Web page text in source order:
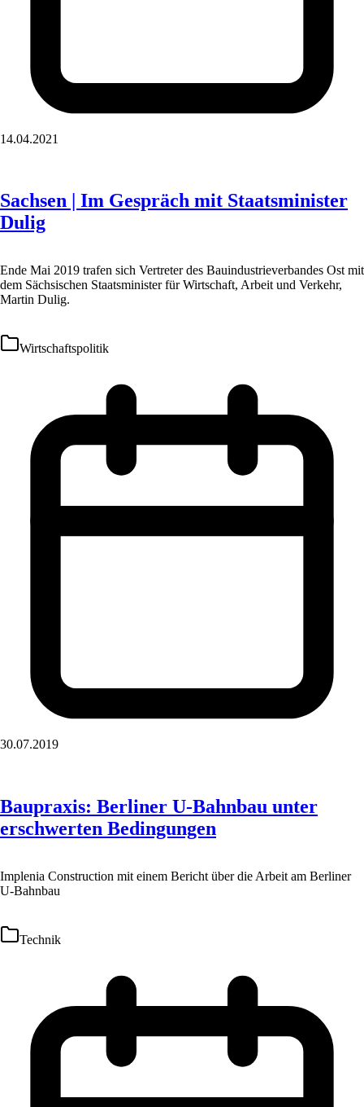
14.04.2021
Sachsen | Im Gespräch mit Staatsminister
Dulig
Ende Mai 2019 trafen sich Vertreter des Bauindustrieverbandes Ost mit
dem Sächsischen Staatsminister für Wirtschaft, Arbeit und Verkehr,
Martin Dulig.
Wirtschaftspolitik
30.07.2019
Baupraxis: Berliner U-Bahnbau unter
erschwerten Bedingungen
Implenia Construction mit einem Bericht über die Arbeit am Berliner
U-Bahnbau
Technik